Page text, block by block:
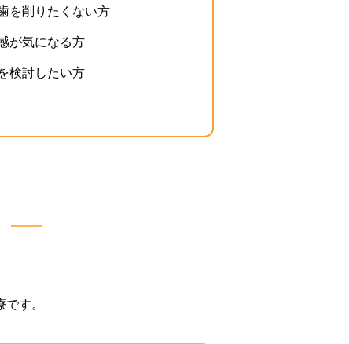
を削りたくない方
が気になる方
検討したい方
す。